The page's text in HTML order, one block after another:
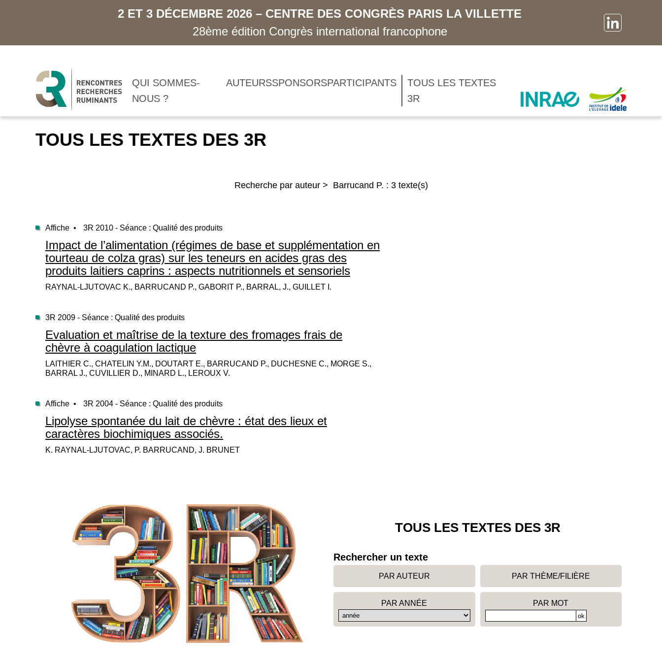
2 ET 3 DÉCEMBRE 2026 – CENTRE DES CONGRÈS PARIS LA VILLETTE
28ème édition Congrès international francophone
QUI SOMMES-
NOUS ?
AUTEURSSPONSORSPARTICIPANTS
TOUS LES TEXTES
3R
TOUS LES TEXTES DES 3R
Recherche par auteur > Barrucand P. : 3 texte(s)
Affiche • 3R 2010 - Séance : Qualité des produits
Impact de l’alimentation (régimes de base et supplémentation en
tourteau de colza gras) sur les teneurs en acides gras des
produits laitiers caprins : aspects nutritionnels et sensoriels
RAYNAL-LJUTOVAC K., BARRUCAND P., GABORIT P., BARRAL, J., GUILLET I.
3R 2009 - Séance : Qualité des produits
Evaluation et maîtrise de la texture des fromages frais de
chèvre à coagulation lactique
LAITHIER C., CHATELIN Y.M., DOUTART E., BARRUCAND P., DUCHESNE C., MORGE S.,
BARRAL J., CUVILLIER D., MINARD L., LEROUX V.
Affiche • 3R 2004 - Séance : Qualité des produits
Lipolyse spontanée du lait de chèvre : état des lieux et
caractères biochimiques associés.
K. RAYNAL-LJUTOVAC, P. BARRUCAND, J. BRUNET
TOUS LES TEXTES DES 3R
Rechercher un texte
PAR AUTEUR PAR THÈME/FILIÈRE
PAR ANNÉE PAR MOT